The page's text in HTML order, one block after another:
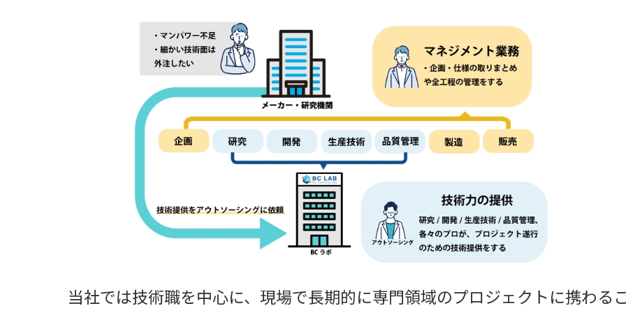
当社では技術職を中心に、現場で長期的に専門領域のプロジェクトに携わる